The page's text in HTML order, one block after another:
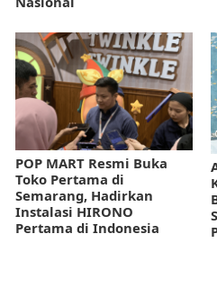
POP MART Resmi Buka
Toko Pertama di
Semarang, Hadirkan
Instalasi HIRONO
Pertama di Indonesia